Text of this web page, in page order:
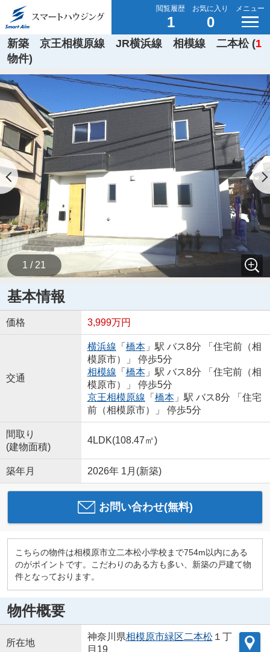
閲覧履歴
1
お気に入り
0
メニュー
新築 京王相模原線 JR横浜線 相模線 二本松 (1
物件)
1 / 21
基本情報
価格 3,999万円
交通
横浜線 「 橋本」駅 バス8分 「住宅前（相
模原市）」 停歩5分
相模線 「 橋本」駅 バス8分 「住宅前（相
模原市）」 停歩5分
京王相模原線 「 橋本」駅 バス8分 「住宅
前（相模原市）」 停歩5分
間取り
(建物面積)
4LDK(108.47㎡)
築年月 2026年 1月(新築)
お問い合わせ(無料)
こちらの物件は相模原市立二本松小学校まで754m以内にある
のがポイントです。こだわりのある方も多い、新築の戸建て物
件となっております。
物件概要
所在地
神奈川県相模原市緑区二本松１丁
目19